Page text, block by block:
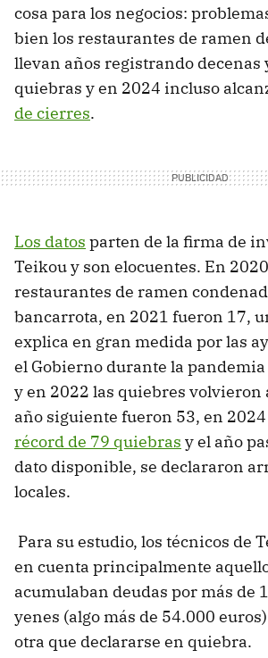
cosa para los negocios:
bien los restaurantes de ramen
llevan años registrando decenas
quiebras y en 2024 incluso
de cierres.
Los datos parten de la firma de
Teikou y son elocuentes. En
restaurantes de ramen
bancarrota, en 2021 fueron 17,
explica en gran medida por las
el Gobierno durante la pandemia
y en 2022 las quiebres volvieron
año siguiente fueron 53, en
récord de 79 quiebras y el año
dato disponible, se declararon
locales.
Para su estudio, los técnicos de
en cuenta principalmente
acumulaban deudas por más de
yenes (algo más de 54.000
otra que declararse en quiebra.